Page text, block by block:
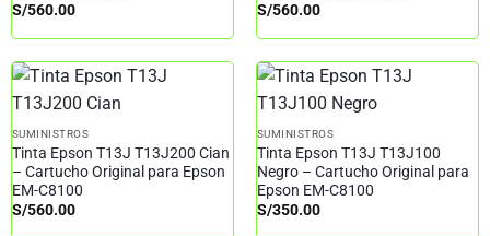
S/560.00
S/560.00
SUMINISTROS
Tinta Epson T13J T13J200 Cian
– Cartucho Original para Epson
EM-C8100
S/560.00
SUMINISTROS
Tinta Epson T13J T13J100
Negro – Cartucho Original para
Epson EM-C8100
S/350.00